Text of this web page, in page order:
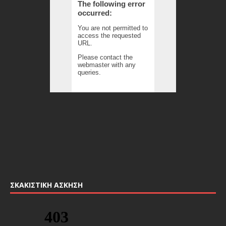
ΣΚΑΚΙΣΤΙΚΉ ΆΣΚΗΣΗ